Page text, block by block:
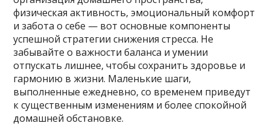
физическая активность, эмоциональный комфорт
и забота о себе — вот основные компоненты
успешной стратегии снижения стресса. Не
забывайте о важности баланса и умении
отпускать лишнее, чтобы сохранить здоровье и
гармонию в жизни. Маленькие шаги,
выполненные ежедневно, со временем приведут
к существенным изменениям и более спокойной
домашней обстановке.